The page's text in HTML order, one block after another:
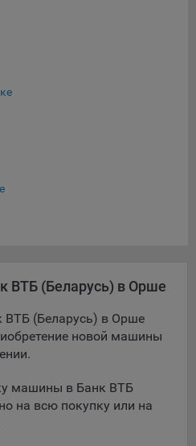
использования
информацию для
для определения целевой
например Яндекс.Метрика,
хранятся не более года;
веб-аналитических
«Яндекс.Метрика»
на сервере Общества и не
из которых хранятся во
файлов cookie не позволяет
страницы и принимать
работы сайта исходя из
позволяют посещать
чтобы ограничить
информации и
ВТБ (Беларусь) в Орше
ВТБ (Беларусь) в Орше
новой машины
машины в Банк ВТБ
на всю покупку или на